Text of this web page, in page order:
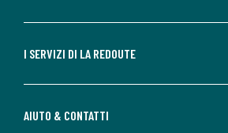
I SERVIZI DI LA REDOUTE
AIUTO & CONTATTI